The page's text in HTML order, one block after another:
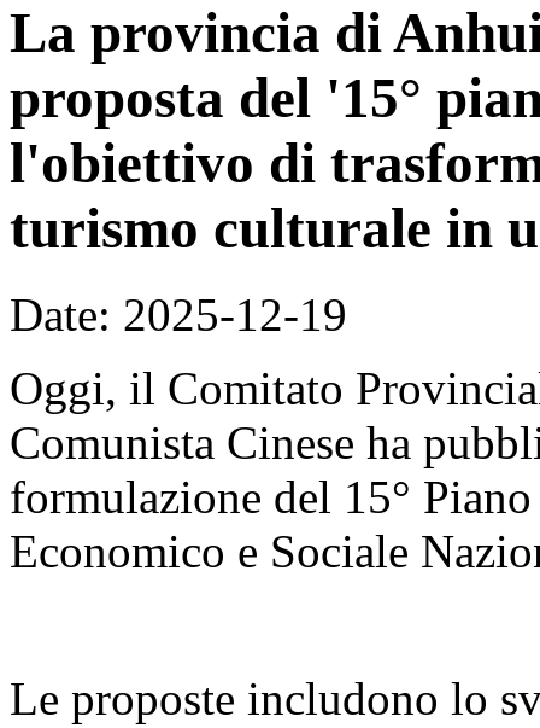
La provincia di
proposta del '15°
l'obiettivo di
turismo culturale in
Date: 2025-12-19
Oggi, il Comitato
Comunista Cinese ha
formulazione del 15°
Economico e Sociale
Le proposte includono lo